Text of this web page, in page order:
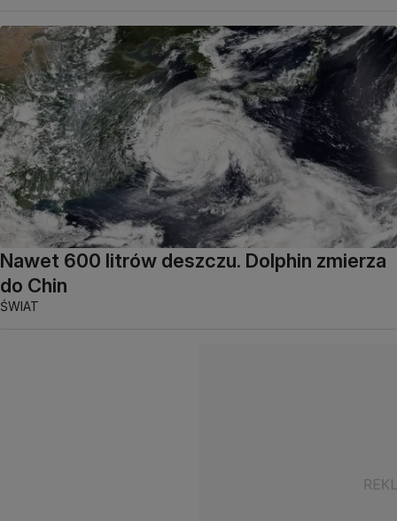
Nawet 600 litrów deszczu. Dolphin zmierza
do Chin
ŚWIAT